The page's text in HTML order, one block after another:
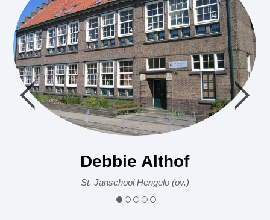
Debbie Althof
St. Janschool Hengelo (ov.)